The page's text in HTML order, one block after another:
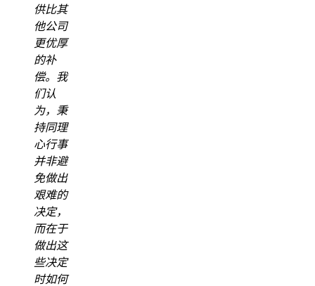
供比其
他公司
更优厚
的补
偿。我
们认
为，秉
持同理
心行事
并非避
免做出
艰难的
决定，
而在于
做出这
些决定
时如何